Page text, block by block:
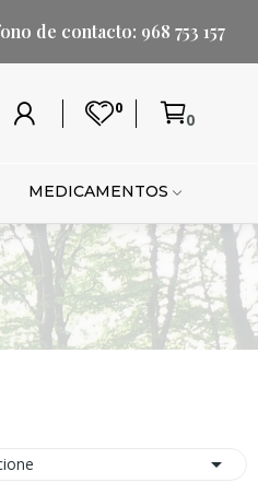
de contacto: 968 753 157
0
Lista
Carrito 0
MEDICAMENTOS
